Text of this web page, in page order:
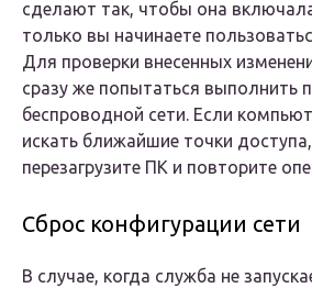
сделают так, чтобы она
только вы начинаете
Для проверки внесенных
сразу же попытаться выполнить
беспроводной сети. Если
искать ближайшие точки
перезагрузите ПК и повторите
Сброс конфигурации сети
В случае, когда служба не